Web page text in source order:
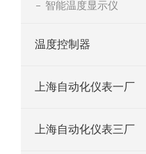
智能温度显示仪
温度控制器
上海自动化仪表一厂
上海自动化仪表三厂